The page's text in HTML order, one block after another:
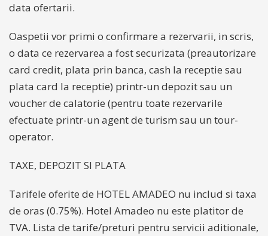
data ofertarii.
Oaspetii vor primi o confirmare a rezervarii, in scris,
o data ce rezervarea a fost securizata (preautorizare
card credit, plata prin banca, cash la receptie sau
plata card la receptie) printr-un depozit sau un
voucher de calatorie (pentru toate rezervarile
efectuate printr-un agent de turism sau un tour-
operator.
TAXE, DEPOZIT SI PLATA
Tarifele oferite de HOTEL AMADEO nu includ si taxa
de oras (0.75%). Hotel Amadeo nu este platitor de
TVA. Lista de tarife/preturi pentru servicii aditionale,